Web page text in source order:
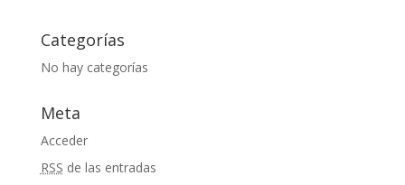
Categorías
No hay categorías
Meta
Acceder
RSS de las entradas